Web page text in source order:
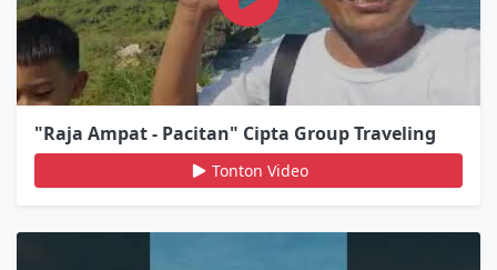
"Raja Ampat - Pacitan" Cipta Group Traveling
Tonton Video